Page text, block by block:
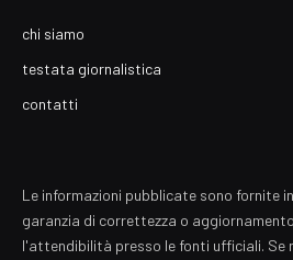
chi siamo
testata giornalistica
contatti
Le informazioni pubblicate sono fornite
garanzia di correttezza o
l'attendibilità presso le fonti ufficiali. Se